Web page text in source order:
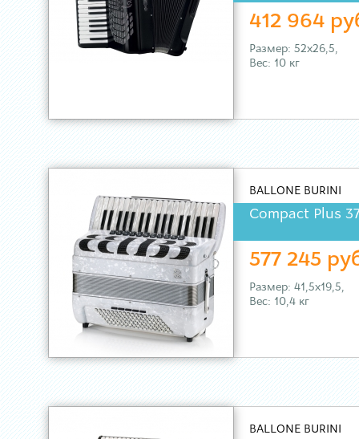
412 964
Размер: 52х26,5,
Вес: 10 кг
BALLONE BURINI
Compact Plus
577 245
Размер: 41,5х19,5,
Вес: 10,4 кг
BALLONE BURINI